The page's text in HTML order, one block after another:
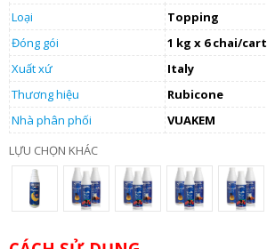
Loại
Topping
Đóng gói
1 kg x 6 chai/cart
Xuất xứ
Italy
Thương hiệu
Rubicone
Nhà phân phối
VUAKEM
LỰU CHỌN KHÁC